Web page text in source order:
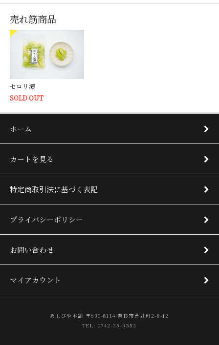
売れ筋商品
セロリ漬
SOLD OUT
ホーム
カートを見る
特定商取引法に基づく表記
プライバシーポリシー
お問い合わせ
マイアカウント
あしびや本舗 〒630-8114 奈良市芝辻町2-8-12
TEL: 0742-35-3553